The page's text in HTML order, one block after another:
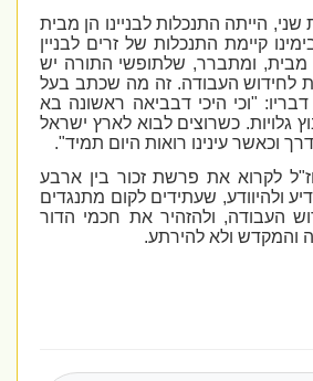
הייתה התנכלות לבניינו הן מבית
קיימת התנכלות של זרים לבניין
ומתברר, שלתופשי התורה יש
לחידוש העבודה. זה מה שכתב בעל
"וכי היכי דבביאה ראשונה בא
גלויות. כשרוצים לבוא לארץ ישראל
עינינו רואות היום תמיד".
לקרוא את פרשת זכור בין ארבע
ולהיוודע, שעתידים לקום מתנגדים
העבודה, ולהזהיר את חכמי הדור
ולא להירתע.